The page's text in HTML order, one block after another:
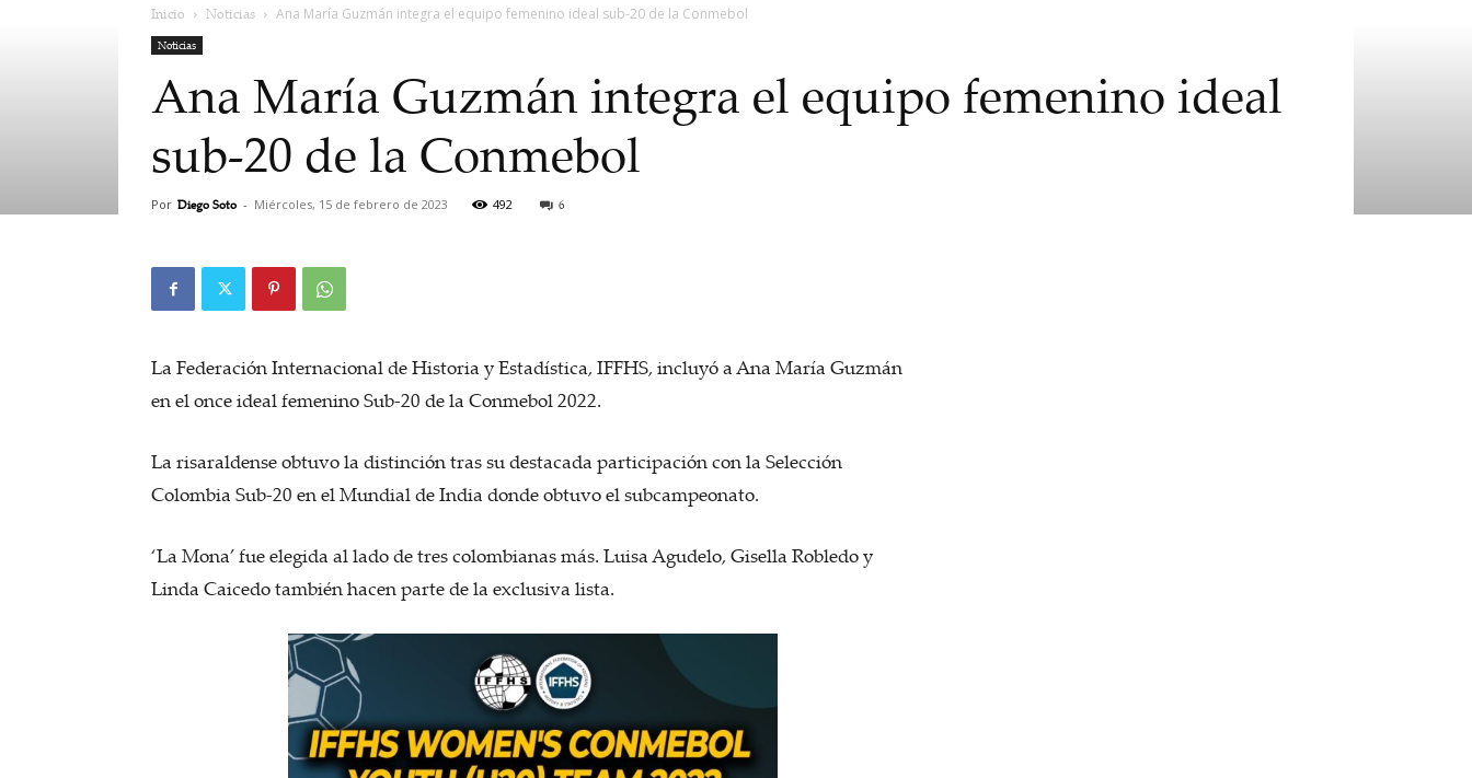
Inicio Noticias Ana María Guzmán integra el equipo femenino ideal sub-20 de la Conmebol
Noticias
Ana María Guzmán integra el equipo femenino ideal
sub-20 de la Conmebol
Por Diego Soto - Miércoles, 15 de febrero de 2023 492 6
La Federación Internacional de Historia y Estadística, IFFHS, incluyó a Ana María Guzmán
en el once ideal femenino Sub-20 de la Conmebol 2022.
La risaraldense obtuvo la distinción tras su destacada participación con la Selección
Colombia Sub-20 en el Mundial de India donde obtuvo el subcampeonato.
‘La Mona’ fue elegida al lado de tres colombianas más. Luisa Agudelo, Gisella Robledo y
Linda Caicedo también hacen parte de la exclusiva lista.